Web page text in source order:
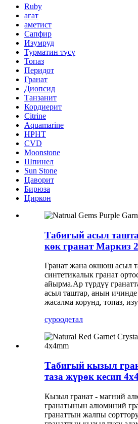
Ruby
агат
аметист
Сапфир
Изумруд
Турматин түсү
Топаз
Перидот
Гранат
Диопсид
Танзанит
Кордиерит
Citrine
Aquamarine
HPHT
CVD
Moonstone
Шпинел
Sun Stone
Цаворит
Бирюза
Циркон
Табигый асыл
көк гранат Маркиз
Гранат жана окшош асыл
синтетикалык гранат
айырма.Ар түрдүү
асыл таштар, анын
жасалма корунд, топаз,
суроодетал
Табигый кызыл
таза жүрөк кесип
Кызыл гранат - магний
гранатынын алюминий
гранаттын жалпы